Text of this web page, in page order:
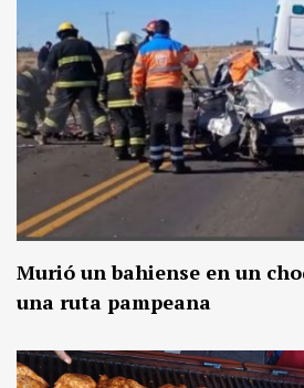
Murió un bahiense en un
una ruta pampeana